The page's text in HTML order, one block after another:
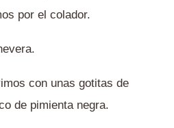
por el colador.
con unas gotitas de
de pimienta negra.